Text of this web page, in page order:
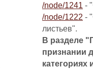
/node/1241 -
/node/1222 -
листьев".
В разделе
признании
категориях